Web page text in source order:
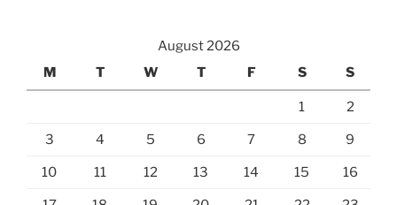
August 2026
M
T W T F S S
1 2
3 4 5 6 7 8 9
10 11 12 13 14 15 16